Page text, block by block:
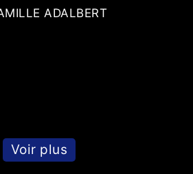
ADALBERT
Voir plus